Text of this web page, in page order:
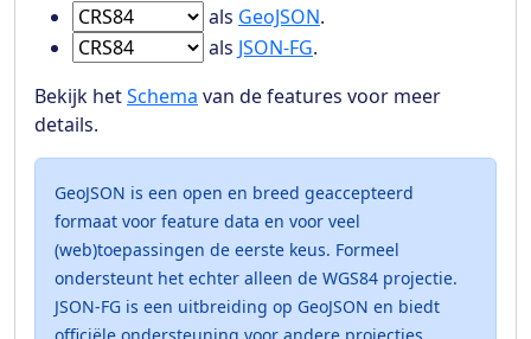
Ga naar Features in
als GeoJSON.
Ga naar Features in
als JSON-FG.
Bekijk hetSchema van de features voor meer
details.
GeoJSON is een open en breed geaccepteerd
formaat voor feature data en voor veel
(web)toepassingen de eerste keus. Formeel
ondersteunt het echter alleen de WGS84 projectie.
JSON-FG is een uitbreiding op GeoJSON en biedt